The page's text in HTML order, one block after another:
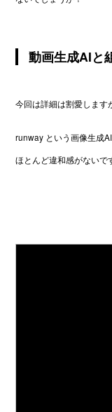
動画生成AIと
今回は詳細は割愛します
runway という画像生成
ほとんど違和感がないで